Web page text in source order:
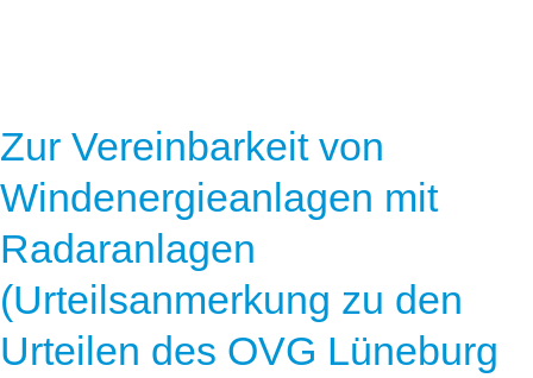
Zur Vereinbarkeit von
Windenergieanlagen mit
Radaranlagen
(Urteilsanmerkung zu den
Urteilen des OVG Lüneburg